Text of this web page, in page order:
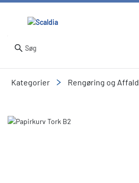
Kategorier Rengøring og Affald
Slide 1 of 1